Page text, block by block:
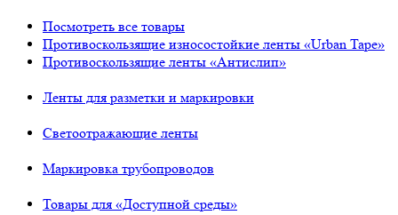
Посмотреть все товары
Противоскользящие износостойкие ленты «Urban Tape»
Противоскользящие ленты «Антислип»
Ленты для разметки и маркировки
Светоотражающие ленты
Маркировка трубопроводов
Товары для «Доступной среды»